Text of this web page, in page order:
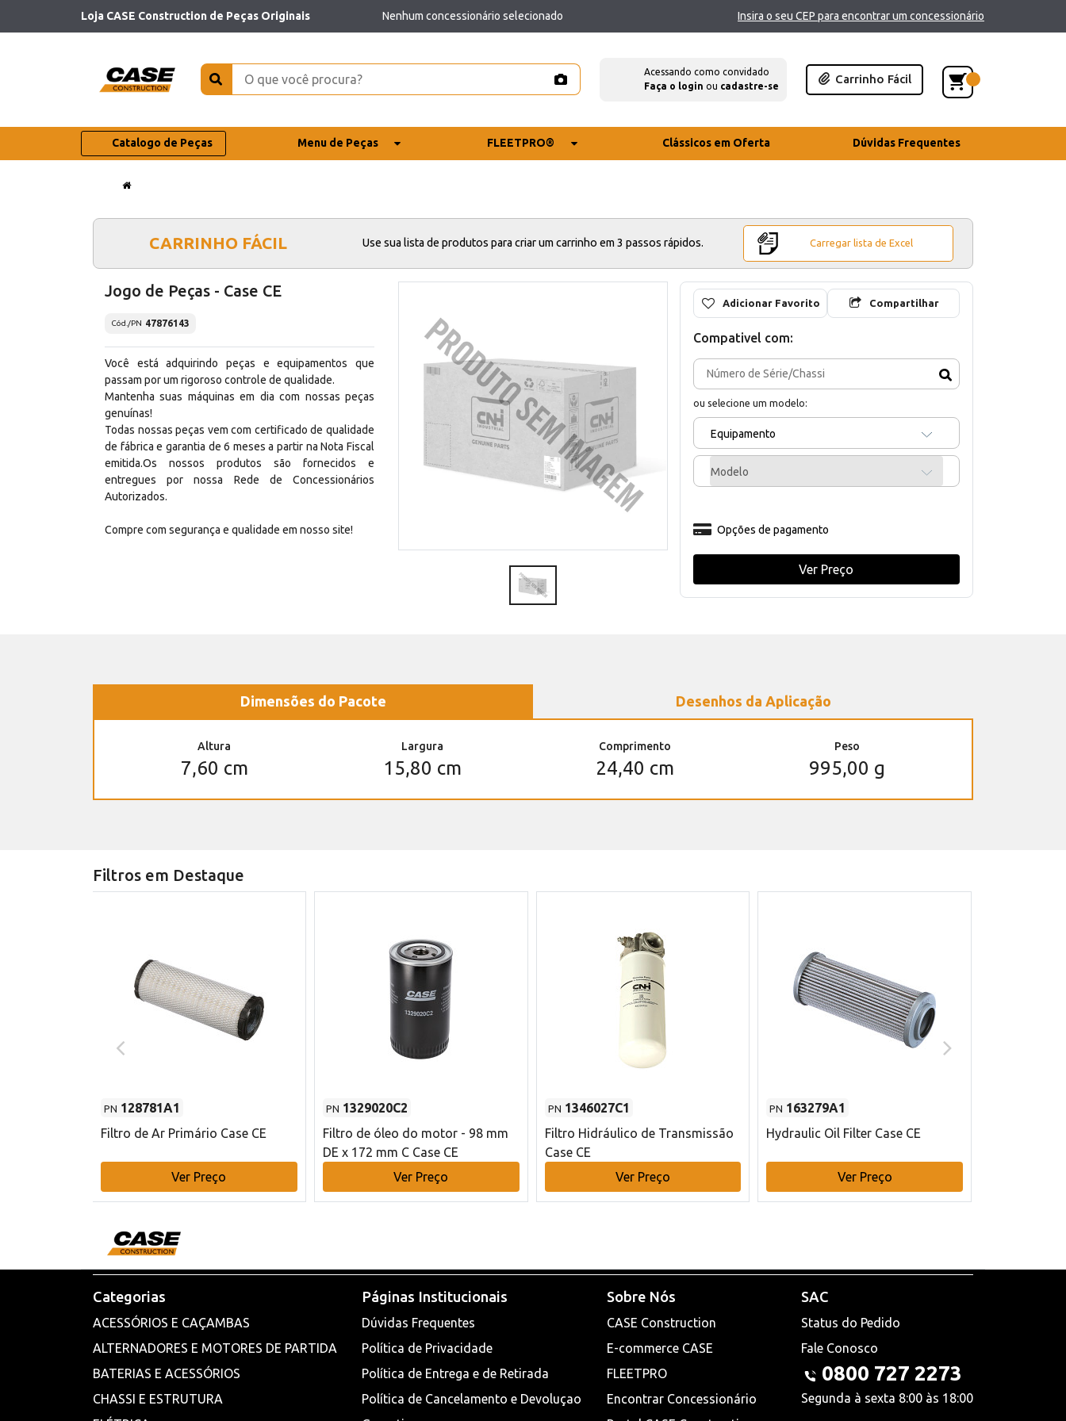
Loja CASE Construction de Peças Originais Nenhum concessionário selecionado Insira o seu CEP para encontrar um concessionário
Acessando como convidado
Faça o login ou cadastre-se
Carrinho Fácil
Catalogo de Peças Menu de Peças FLEETPRO® Clássicos em Oferta Dúvidas Frequentes
CARRINHO FÁCIL Use sua lista de produtos para criar um carrinho em 3 passos rápidos. Carregar lista de Excel
Jogo de Peças - Case CE
Cód./PN 47876143
Você está adquirindo peças e equipamentos que
passam por um rigoroso controle de qualidade.
Mantenha suas máquinas em dia com nossas peças
genuínas!
Todas nossas peças vem com certificado de qualidade
de fábrica e garantia de 6 meses a partir na Nota Fiscal
emitida.Os nossos produtos são fornecidos e
entregues por nossa Rede de Concessionários
Autorizados.
Compre com segurança e qualidade em nosso site!
Adicionar Favorito Compartilhar
Compativel com:
ou selecione um modelo:
Equipamento
Modelo
Opções de pagamento
Ver Preço
Dimensões do Pacote Desenhos da Aplicação
Altura
7,60 cm
Largura
15,80 cm
Comprimento
24,40 cm
Peso
995,00 g
Filtros em Destaque
PN 128781A1
Filtro de Ar Primário Case CE
Ver Preço
PN 1329020C2
Filtro de óleo do motor - 98 mm
DE x 172 mm C Case CE
Ver Preço
PN 1346027C1
Filtro Hidráulico de Transmissão
Case CE
Ver Preço
PN 163279A1
Hydraulic Oil Filter Case CE
Ver Preço
Categorias
ACESSÓRIOS E CAÇAMBAS
ALTERNADORES E MOTORES DE PARTIDA
BATERIAS E ACESSÓRIOS
CHASSI E ESTRUTURA
Páginas Institucionais
Dúvidas Frequentes
Política de Privacidade
Política de Entrega e de Retirada
Política de Cancelamento e Devoluçao
Sobre Nós
CASE Construction
E-commerce CASE
FLEETPRO
Encontrar Concessionário
SAC
Status do Pedido
Fale Conosco
0800 727 2273
Segunda à sexta 8:00 às 18:00